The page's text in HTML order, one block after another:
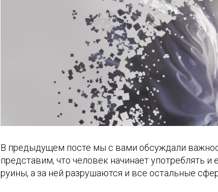
В предыдущем посте мы с вами обсуждали
представим, что человек начинает употреблять
руины, а за ней разрушаются и все остальные